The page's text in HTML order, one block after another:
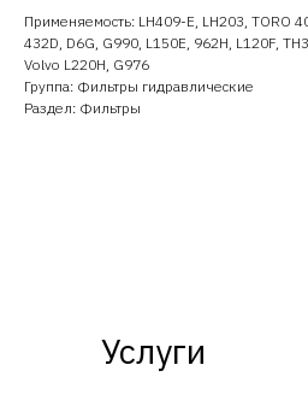
Применяемость: LH409-E, LH203, TORO
432D, D6G, G990, L150E, 962H, L120F,
Volvo L220H, G976
Группа: Фильтры гидравлические
Раздел: Фильтры
Услуги